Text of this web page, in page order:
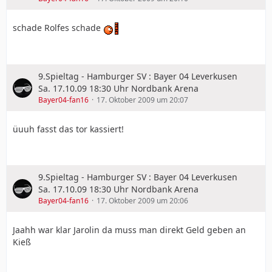
schade Rolfes schade
9.Spieltag - Hamburger SV : Bayer 04 Leverkusen
Sa. 17.10.09 18:30 Uhr Nordbank Arena
Bayer04-fan16 17. Oktober 2009 um 20:07
üuuh fasst das tor kassiert!
9.Spieltag - Hamburger SV : Bayer 04 Leverkusen
Sa. 17.10.09 18:30 Uhr Nordbank Arena
Bayer04-fan16 17. Oktober 2009 um 20:06
Jaahh war klar Jarolin da muss man direkt Geld geben an
Kieß